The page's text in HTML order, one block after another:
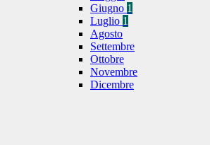
Giugno 1
Luglio 1
Agosto
Settembre
Ottobre
Novembre
Dicembre